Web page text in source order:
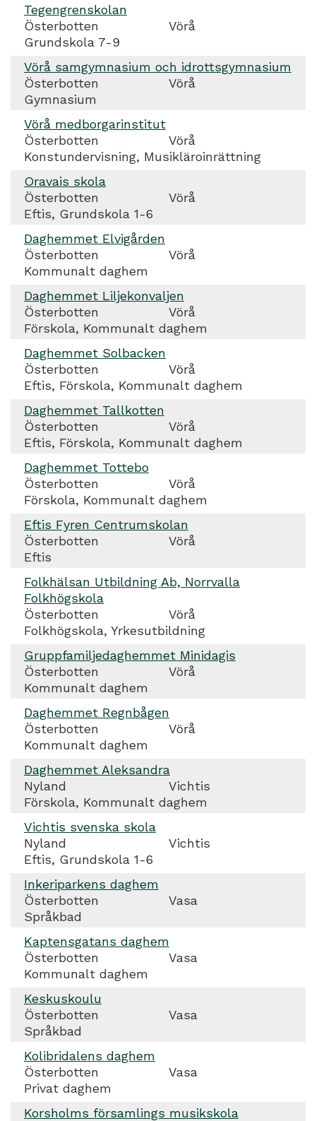
Tegengrenskolan
Österbotten
Vörå
Grundskola 7-9
Vörå samgymnasium och idrottsgymnasium
Österbotten
Vörå
Gymnasium
Vörå medborgarinstitut
Österbotten
Vörå
Konstundervisning, Musikläroinrättning
Oravais skola
Österbotten
Vörå
Eftis, Grundskola 1-6
Daghemmet Elvigården
Österbotten
Vörå
Kommunalt daghem
Daghemmet Liljekonvaljen
Österbotten
Vörå
Förskola, Kommunalt daghem
Daghemmet Solbacken
Österbotten
Vörå
Eftis, Förskola, Kommunalt daghem
Daghemmet Tallkotten
Österbotten
Vörå
Eftis, Förskola, Kommunalt daghem
Daghemmet Tottebo
Österbotten
Vörå
Förskola, Kommunalt daghem
Eftis Fyren Centrumskolan
Österbotten
Vörå
Eftis
Folkhälsan Utbildning Ab, Norrvalla
Folkhögskola
Österbotten
Vörå
Folkhögskola, Yrkesutbildning
Gruppfamiljedaghemmet Minidagis
Österbotten
Vörå
Kommunalt daghem
Daghemmet Regnbågen
Österbotten
Vörå
Kommunalt daghem
Daghemmet Aleksandra
Nyland
Vichtis
Förskola, Kommunalt daghem
Vichtis svenska skola
Nyland
Vichtis
Eftis, Grundskola 1-6
Inkeriparkens daghem
Österbotten
Vasa
Språkbad
Kaptensgatans daghem
Österbotten
Vasa
Kommunalt daghem
Keskuskoulu
Österbotten
Vasa
Språkbad
Kolibridalens daghem
Österbotten
Vasa
Privat daghem
Korsholms församlings musikskola